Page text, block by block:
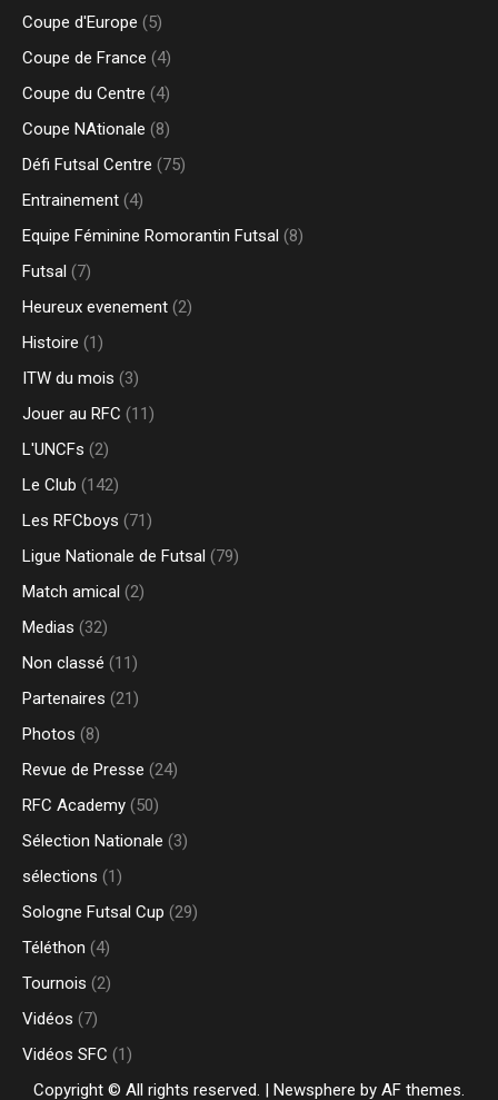
Coupe d'Europe (5)
Coupe de France (4)
Coupe du Centre (4)
Coupe NAtionale (8)
Défi Futsal Centre (75)
Entrainement (4)
Equipe Féminine Romorantin Futsal (8)
Futsal (7)
Heureux evenement (2)
Histoire (1)
ITW du mois (3)
Jouer au RFC (11)
L'UNCFs (2)
Le Club (142)
Les RFCboys (71)
Ligue Nationale de Futsal (79)
Match amical (2)
Medias (32)
Non classé (11)
Partenaires (21)
Photos (8)
Revue de Presse (24)
RFC Academy (50)
Sélection Nationale (3)
sélections (1)
Sologne Futsal Cup (29)
Téléthon (4)
Tournois (2)
Vidéos (7)
Vidéos SFC (1)
Copyright © All rights reserved. | Newsphere by AF themes.